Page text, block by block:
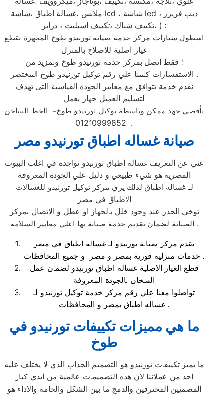
ملابس ،غسالة اطباق ،شاشة lcd ، شاشة led ، ديب فريزر
،تكييف شباك ،تكييف اسبليت ، دراير ) :
اسطول سيارات مركز خدمة صيانه تورنيدو طوخ المجهزة بقطع
غيار اصلية للاصلاح بالمنزل
؛ فقط اتصل بمركز خدمة تورنيدو طوخ ولمزيد من
الاستفسارات كلمنا علي رقم توكيل تورنيدو طوخ المختصر .
نقدم خدمة تتوافق مع معايير الجودة القياسية التى تهدف
لتسليم العميل جهاز يعمل
بأقصي جهد ممكن وباسطة توكيل تورنيدو طوخ– الخط الساخن
01210999852 .
صيانة غساله اطباق تورنيدو مصر
غني عن التعريف غساله اطباق تورنيدو تواجده في اغلب البيوت
المصرية هو شيء طبيعي و دليل علي الجودة المعروفة
لـ غساله اطباق لذلك يري مركز توكيل تورنيدو للغسالات
الاطباق في مصر
توخي الحذر عند وجود خلل بالجهاز او عطل و الاتصال بمركز
الصيانة لضمان تقديم خدمة صيانة بها اعلي معايير السلامة .
يقدم مركز صيانة تورنيدو لـ غساله اطباق في مصر
خدمات منزلية فورية بمصر و مصر و جميع المحافظات .
قطع الغيار الاصلية غساله اطباق تورنيدو لضمان عمل
السخان بالجودة المعروفة
تواصلوا معنا علي رقم مركز خدمة توكيل تورنيدو لـ
غساله اطباق بمصر و المحافظات .
ما هي مميزات تكييفات تورنيدو في
طوخ
ما يميز تكييفات تورنيدو هو التصميم الجذاب الذي لا يختلف عليه
احد من عملائنا لان هذه التصميمات عالمية من ايدي كبار
المصميين المحترفين والدمج ما بين الشكل والخامة والاداء هو